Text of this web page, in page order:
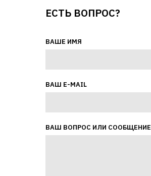
ЕСТЬ ВОПРОС?
ВАШЕ ИМЯ
ВАШ E-MAIL
ВАШ ВОПРОС ИЛИ СООБЩЕНИЕ